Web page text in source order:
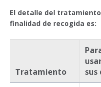
El detalle del
finalidad de recogida es:
Tratamiento
sus